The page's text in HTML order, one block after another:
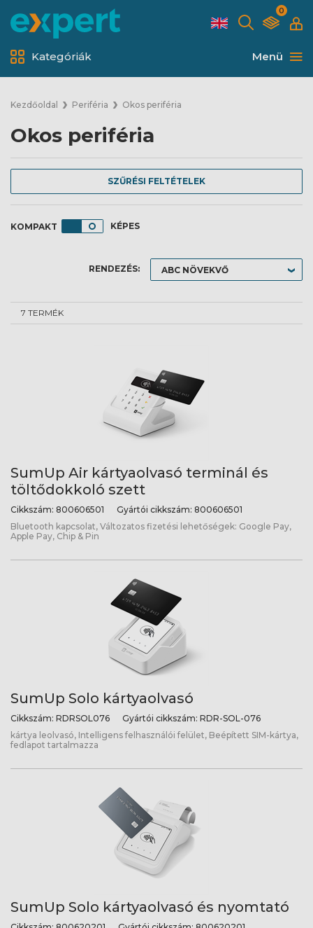
0
Menü
Kategóriák
Kezdőoldal Periféria Okos periféria
Okos periféria
SZŰRÉSI FELTÉTELEK
KÉPES
RENDEZÉS:
7 TERMÉK
SumUp Air kártyaolvasó terminál és
töltődokkoló szett
Cikkszám: 800606501 Gyártói cikkszám: 800606501
Bluetooth kapcsolat, Változatos fizetési lehetőségek: Google Pay,
Apple Pay, Chip & Pin
SumUp Solo kártyaolvasó
Cikkszám: RDRSOL076 Gyártói cikkszám: RDR-SOL-076
kártya leolvasó, Intelligens felhasználói felület, Beépített SIM-kártya,
fedlapot tartalmazza
SumUp Solo kártyaolvasó és nyomtató